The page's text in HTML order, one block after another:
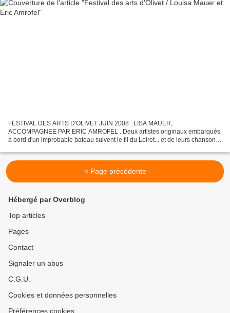
FESTIVAL DES ARTS D'OLIVET JUIN 2008 : LISA MAUER,
ACCOMPAGNEE PAR ERIC AMROFEL . Deux artistes originaux embarqués
à bord d'un improbable bateau suivent le fil du Loiret... et de leurs chansons.
< Page précédente
Hébergé par Overblog
Top articles
Pages
Contact
Signaler un abus
C.G.U.
Cookies et données personnelles
Préférences cookies